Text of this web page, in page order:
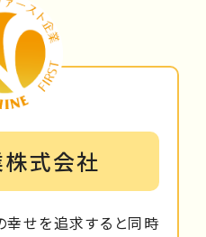
式会社
せを追求すると同時